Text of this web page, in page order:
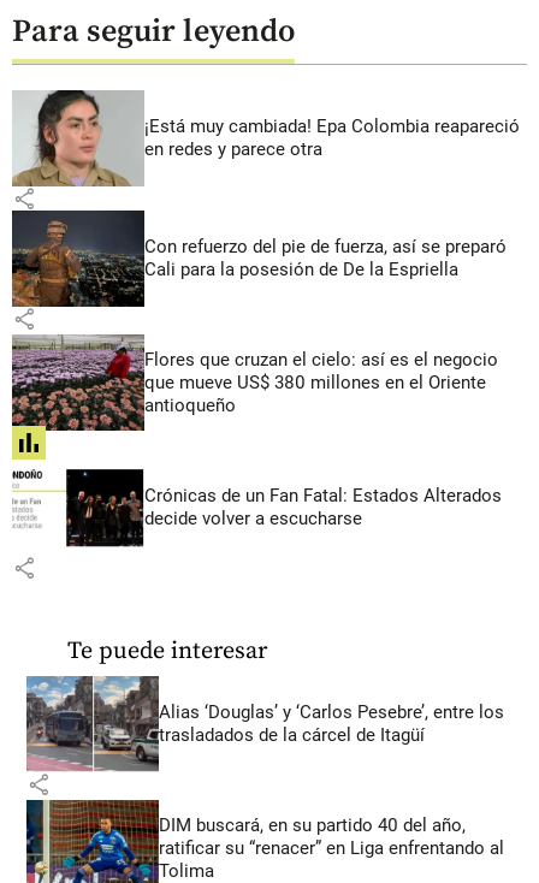
Para seguir leyendo
¡Está muy cambiada! Epa Colombia reapareció
en redes y parece otra
share
Con refuerzo del pie de fuerza, así se preparó
Cali para la posesión de De la Espriella
share
Flores que cruzan el cielo: así es el negocio
que mueve US$ 380 millones en el Oriente
antioqueño
share
Crónicas de un Fan Fatal: Estados Alterados
decide volver a escucharse
share
Te puede interesar
Alias ‘Douglas’ y ‘Carlos Pesebre’, entre los
trasladados de la cárcel de Itagüí
share
DIM buscará, en su partido 40 del año,
ratificar su “renacer” en Liga enfrentando al
Tolima